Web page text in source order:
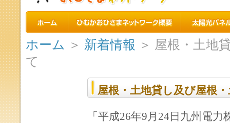
ホーム ＞ 新着情報 ＞ 屋根・土地
て
屋根・土地貸し及び屋根
「平成26年9月24日九州電